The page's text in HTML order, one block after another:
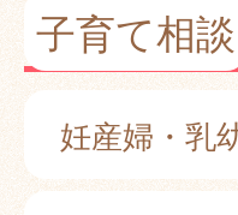
子育て相談
妊産婦・乳